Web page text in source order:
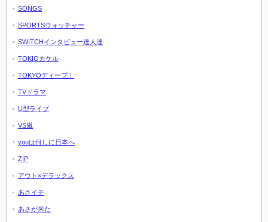
SONGS
SPORTSウォッチャー
SWITCHインタビュー達人達
TOKIOカケル
TOKYOディープ！
TVドラマ
U型ライブ
VS嵐
youは何しに日本へ
ZIP
アウト×デラックス
あさイチ
あさが来た